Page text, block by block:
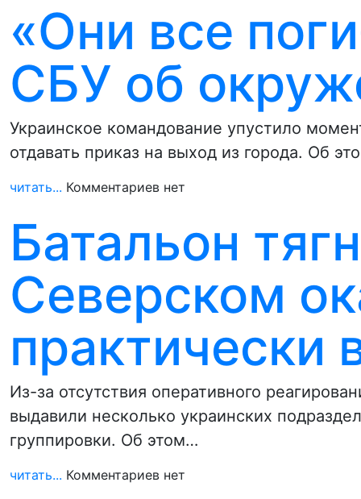
«Они все
СБУ об
Украинское командование упустило
отдавать приказ на выход из города. Об
читать... Комментариев нет
Батальон
Северском
практически
Из-за отсутствия оперативного
выдавили несколько украинских
группировки. Об этом…
читать... Комментариев нет